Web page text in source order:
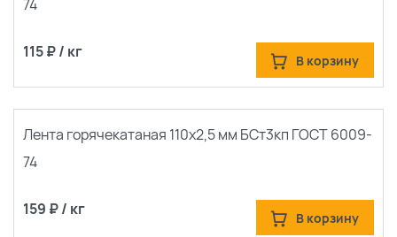
74
115 ₽ / кг В корзину
Лента горячекатаная 110х2,5 мм БСт3кп ГОСТ 6009-
74
159 ₽ / кг В корзину
По каталогу